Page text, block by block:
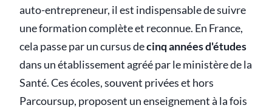
auto-entrepreneur, il est indispensable de suivre
une formation complète et reconnue. En France,
cela passe par un cursus decinq années d'études
dans un établissement agréé par le ministère de la
Santé. Ces écoles, souvent privées et hors
Parcoursup, proposent un enseignement à la fois